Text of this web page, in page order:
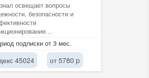
освещает вопросы
безопасности и
Единой
системы России,
подписки от 3 мес.
45024 от 5780 p